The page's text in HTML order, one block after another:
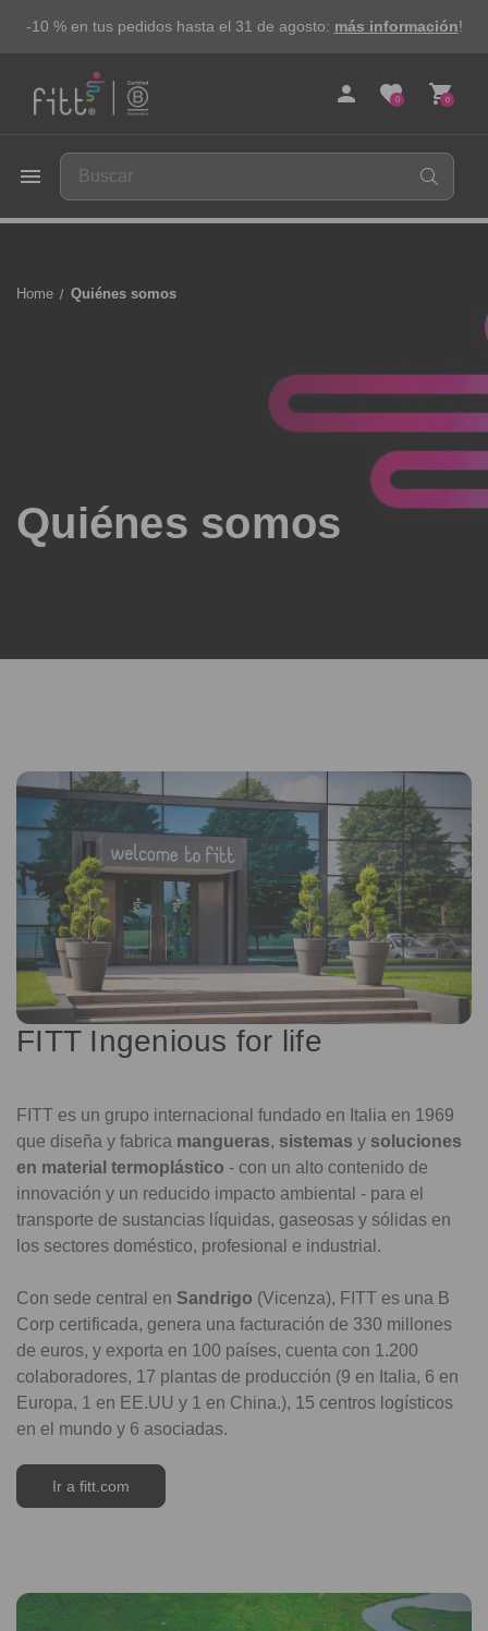
-10 % en tus pedidos hasta el 31 de agosto: más información!
person 0
favorite 0
shopping_cart
menu
Home Quiénes somos
Quiénes somos
FITT Ingenious for life
FITT es un grupo internacional fundado en Italia en 1969
que diseña y fabrica mangueras, sistemas y soluciones
en material termoplástico - con un alto contenido de
innovación y un reducido impacto ambiental - para el
transporte de sustancias líquidas, gaseosas y sólidas en
los sectores doméstico, profesional e industrial.
Con sede central en Sandrigo (Vicenza), FITT es una B
Corp certificada, genera una facturación de 330 millones
de euros, y exporta en 100 países, cuenta con 1.200
colaboradores, 17 plantas de producción (9 en Italia, 6 en
Europa, 1 en EE.UU y 1 en China.), 15 centros logísticos
en el mundo y 6 asociadas.
Ir a fitt.com